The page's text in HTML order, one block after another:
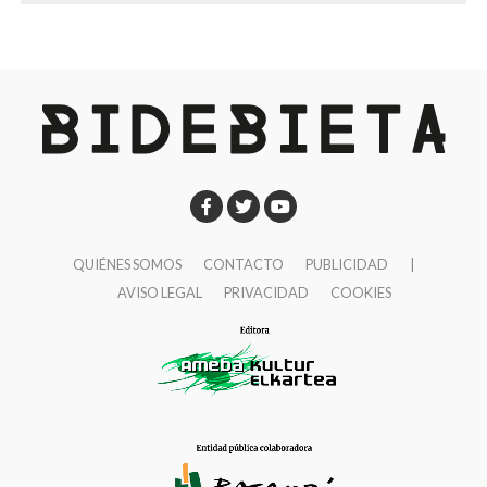
Ibaigane.
10:00 Pasacalles de dulzaineros.
Basauri en la plaza San Fausto. Las parejas se
serán entregados in situ.
14:00 Gran comida y fiesta para nuestros aitites y
amamas en los hogares del jubilado y en la plaza
17:00 Talleres, juegos y actividades para txikis en la
fiestas’ de San Fausto.
QUIÉNES SOMOS CONTACTO PUBLICIDAD
AVISO LEGAL
PRIVACIDAD COOKIES